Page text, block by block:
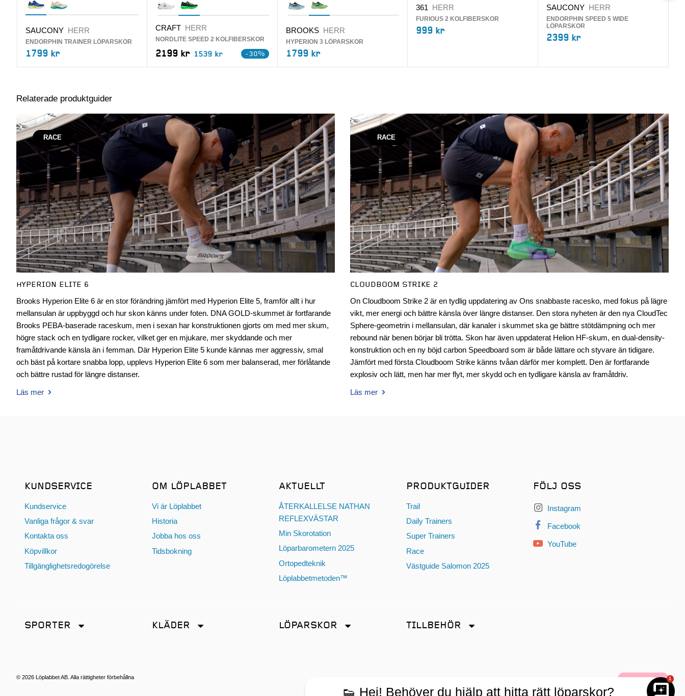
SAUCONY HERR
ENDORPHIN TRAINER LÖPARSKOR
1799 kr
CRAFT HERR
NORDLITE SPEED 2 KOLFIBERSKOR
1539 kr
2199 kr -30%
BROOKS HERR
HYPERION 3 LÖPARSKOR
1799 kr
361 HERR
FURIOUS 2 KOLFIBERSKOR
999 kr
SAUCONY HERR
ENDORPHIN SPEED 5 WIDE
LÖPARSKOR
2399 kr
Relaterade produktguider
RACE
HYPERION ELITE 6
Brooks Hyperion Elite 6 är en stor förändring jämfört med Hyperion Elite 5, framför allt i hur
mellansulan är uppbyggd och hur skon känns under foten. DNA GOLD-skummet är fortfarande
Brooks PEBA-baserade raceskum, men i sexan har konstruktionen gjorts om med mer skum,
högre stack och en tydligare rocker, vilket ger en mjukare, mer skyddande och mer
framåtdrivande känsla än i femman. Där Hyperion Elite 5 kunde kännas mer aggressiv, smal
och bäst på kortare snabba lopp, upplevs Hyperion Elite 6 som mer balanserad, mer förlåtande
och bättre rustad för längre distanser.
Läs mer
RACE
CLOUDBOOM STRIKE 2
On Cloudboom Strike 2 är en tydlig uppdatering av Ons snabbaste racesko, med fokus på lägre
vikt, mer energi och bättre känsla över längre distanser. Den stora nyheten är den nya CloudTec
Sphere-geometrin i mellansulan, där kanaler i skummet ska ge bättre stötdämpning och mer
rebound när benen börjar bli trötta. Skon har även uppdaterat Helion HF-skum, en dual-density-
konstruktion och en ny böjd carbon Speedboard som är både lättare och styvare än tidigare.
Jämfört med första Cloudboom Strike känns tvåan därför mer komplett. Den är fortfarande
explosiv och lätt, men har mer flyt, mer skydd och en tydligare känsla av framåtdriv.
Läs mer
KUNDSERVICE
Kundservice
Vanliga frågor & svar
Kontakta oss
Köpvillkor
Tillgänglighetsredogörelse
OM LÖPLABBET
Vi är Löplabbet
Historia
Jobba hos oss
Tidsbokning
AKTUELLT
ÅTERKALLELSE NATHAN
REFLEXVÄSTAR
Min Skorotation
Löparbarometern 2025
Ortopedteknik
Löplabbetmetoden™
PRODUKTGUIDER
Trail
Daily Trainers
Super Trainers
Race
Västguide Salomon 2025
FÖLJ OSS
Instagram
Facebook
YouTube
SPORTER
Terränglöpning
KLÄDER LÖPARSKOR TILLBEHÖR
Hörlurar
© 2026 Löplabbet AB. Alla rättigheter förbehållna 1
👟 Hej! Behöver du hjälp att hitta rätt löparskor?